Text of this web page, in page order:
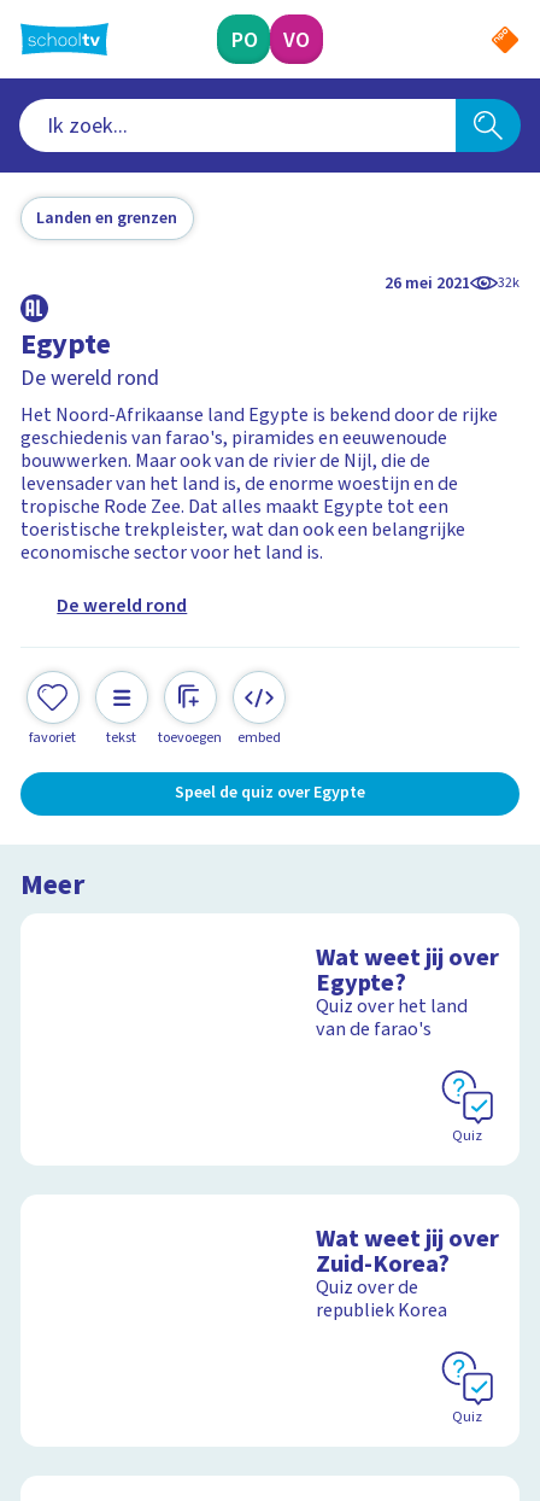
naar
hoofdinhoud
PO VO
Landen en grenzen
26 mei 2021 32k
Egypte
De wereld rond
Het Noord-Afrikaanse land Egypte is bekend door de rijke
geschiedenis van farao's, piramides en eeuwenoude
bouwwerken. Maar ook van de rivier de Nijl, die de
levensader van het land is, de enorme woestijn en de
tropische Rode Zee. Dat alles maakt Egypte tot een
toeristische trekpleister, wat dan ook een belangrijke
economische sector voor het land is.
De wereld rond
favoriet tekst toevoegen embed
Speel de quiz over Egypte
Meer
Wat weet jij over
Egypte?
Quiz over het land
van de farao's
Quiz
Wat weet jij over
Zuid-Korea?
Quiz over de
republiek Korea
Quiz